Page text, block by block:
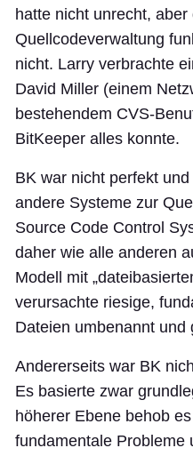
hatte nicht unrecht,
Quellcodeverwaltung
nicht. Larry verbrachte
David Miller (einem
bestehendem CVS-
BitKeeper alles konnte.
BK war nicht perfekt
andere Systeme zur
Source Code Control
daher wie alle anderen
Modell mit
verursachte riesige,
Dateien umbenannt und
Andererseits war BK
Es basierte zwar
höherer Ebene behob
fundamentale Probleme